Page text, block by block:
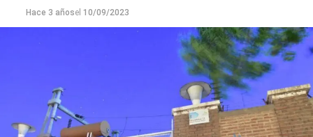
Hace 3 añosel 10/09/2023